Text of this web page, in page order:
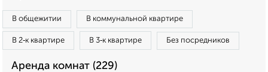
В общежитии В коммунальной квартире
В 2‑к квартире В 3‑к квартире Без посредников
Аренда комнат (229)